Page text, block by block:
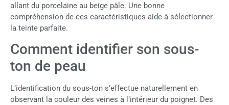
allant du porcelaine au beige pâle. Une bonne
compréhension de ces caractéristiques aide à sélectionner
la teinte parfaite.
Comment identifier son sous-
ton de peau
L’identification du sous-ton s’effectue naturellement en
observant la couleur des veines à l’intérieur du poignet. Des